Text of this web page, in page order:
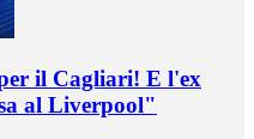
il Cagliari! E l'ex
al Liverpool"